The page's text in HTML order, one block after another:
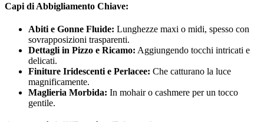
Capi di Abbigliamento Chiave:
Abiti e Gonne Fluide: Lunghezze maxi o midi, spesso con
sovrapposizioni trasparenti.
Dettagli in Pizzo e Ricamo: Aggiungendo tocchi intricati e
delicati.
Finiture Iridescenti e Perlacee: Che catturano la luce
magnificamente.
Maglieria Morbida: In mohair o cashmere per un tocco
gentile.